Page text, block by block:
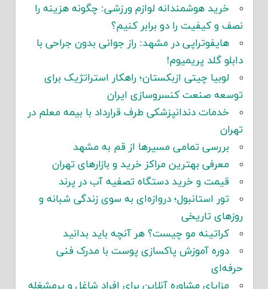
خرید هوشمندانه لوازم ورزشی: چگونه هزینه را
نصف و کیفیت را دو برابر کنیم؟
هایفوتراپی در مشهد: راز جوانی بدون جراحی با
دابلو گلد پریمیوم!
لوبیا چیتی ازبکستان؛ راهکار استراتژیک برای
توسعه صنعت کنسروسازی ایران
خدمات دندانپزشکی طرف قرارداد با بیمه معلم در
تهران
بررسی تمامی مسیرها از قم به مشهد
معرفی بهترین مراکز خرید و بازارهای تهران
قیمت و خرید دستگاه تصفیه آب در پرند
تور استانبول؛ دروازه‌ای به سوی زندگی شبانه و
روزهای تاریخی
کراتینه مو چیست؟ هر آنچه باید بدانید
دوره آموزش پاکسازی پوست با مدرک فنی
حرفه‌ای